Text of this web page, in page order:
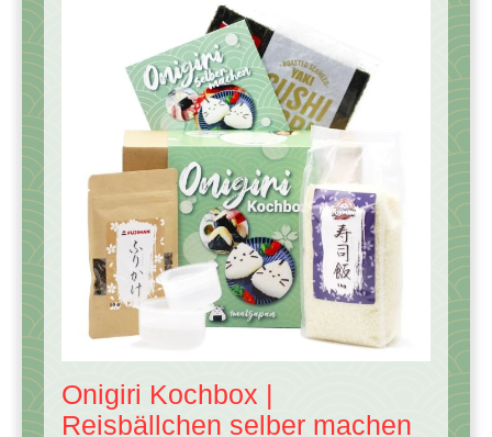
Onigiri Kochbox |
Reisbällchen selber machen